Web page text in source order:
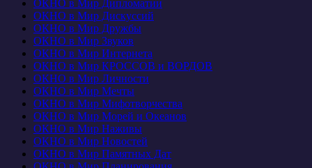
ОКНО в Мир Дипломатии
ОКНО в Мир Дискуссий
ОКНО в Мир Дружбы
ОКНО в Мир Звуков
ОКНО в Мир Интернета
ОКНО в Мир КРОССОВ и ВОРДОВ
ОКНО в Мир Личности
ОКНО в Мир Мечты
ОКНО в Мир Мифотворчества
ОКНО в Мир Морей и Океанов
ОКНО в Мир Наживы
ОКНО в Мир Новостей
ОКНО в Мир Памятных Дат